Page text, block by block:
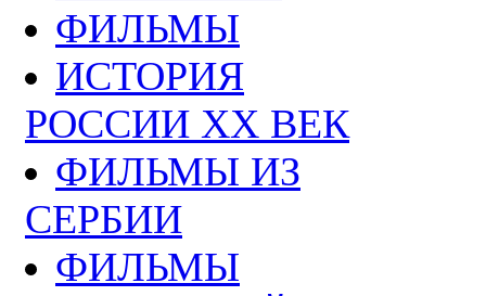
ФИЛЬМЫ
ИСТОРИЯ
РОССИИ ХХ ВЕК
ФИЛЬМЫ ИЗ
СЕРБИИ
ФИЛЬМЫ